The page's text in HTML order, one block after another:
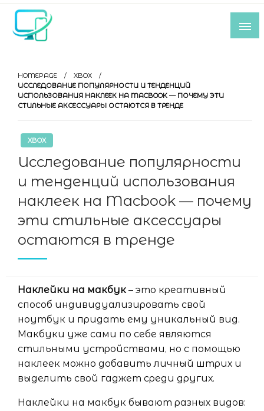
Skip
content
индустрии
HOMEPAGE
XBOX
ИССЛЕДОВАНИЕ ПОПУЛЯРНОСТИ И ТЕНДЕНЦИЙ
ИСПОЛЬЗОВАНИЯ НАКЛЕЕК НА MACBOOK — ПОЧЕМУ ЭТИ
СТИЛЬНЫЕ АКСЕССУАРЫ ОСТАЮТСЯ В ТРЕНДЕ
XBOX
Исследование популярности
и тенденций использования
наклеек на Macbook — почему
эти стильные аксессуары
остаются в тренде
Наклейки на макбук – это креативный
способ индивидуализировать свой
ноутбук и придать ему уникальный вид.
Макбуки уже сами по себе являются
стильными устройствами, но с помощью
наклеек можно добавить личный штрих и
выделить свой гаджет среди других.
Наклейки на макбук бывают разных видов: